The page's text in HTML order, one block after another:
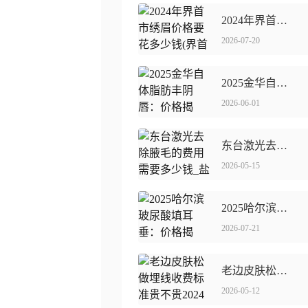
2024年界首市绣眉价格要花多少钱(界首市绣眉价格约600~3000元/次)
2026-07-20
2025金华自体脂肪丰阴唇：价格揭晓，美丽触手可及！
2026-06-01
东台激光去除腋毛的费用需要多少钱_盐城东台激光去除腋毛的价格高吗大概多少
2026-05-15
2025哈尔滨玻尿酸填耳垂：价格揭晓，美丽无价！
2026-07-21
老边皮肤松做埋线收费标准贵不贵2024年(营口市老边区做皮肤松做埋线整形价格约为14000)
2026-05-12